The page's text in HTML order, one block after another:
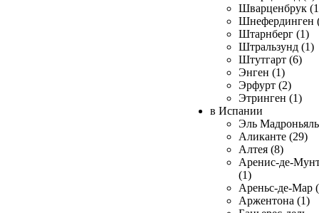
Шварценбрук
Шнефердинген
Штарнберг (1)
Штральзунд (1)
Штутгарт (6)
Энген (1)
Эрфурт (2)
Этринген (1)
в Испании
Эль
Аликанте (29)
Алтея (8)
Аренис-де-
(1)
Ареньс-де-Мар
Аржентона (1)